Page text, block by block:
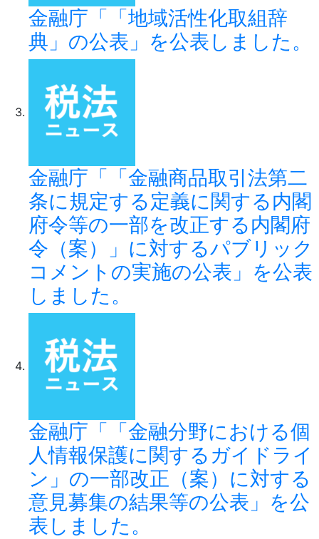
金融庁「「地域活性化取組辞
典」の公表」を公表しました。
金融庁「「金融商品取引法第二
条に規定する定義に関する内閣
府令等の一部を改正する内閣府
令（案）」に対するパブリック
コメントの実施の公表」を公表
しました。
金融庁「「金融分野における個
人情報保護に関するガイドライ
ン」の一部改正（案）に対する
意見募集の結果等の公表」を公
表しました。